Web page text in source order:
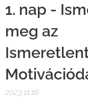
1. nap -
meg az
2023.11.16